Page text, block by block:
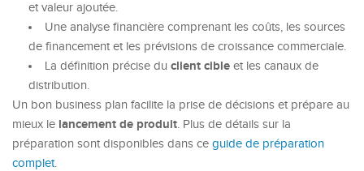
et valeur ajoutée.
Une analyse financière comprenant les coûts, les sources
de financement et les prévisions de croissance commerciale.
La définition précise du client cible et les canaux de
distribution.
Un bon business plan facilite la prise de décisions et prépare au
mieux le lancement de produit. Plus de détails sur la
préparation sont disponibles dans ce guide de préparation
complet.